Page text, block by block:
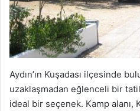
Aydın’ın Kuşadası ilçesinde
uzaklaşmadan eğlenceli bir
ideal bir seçenek. Kamp alanı,